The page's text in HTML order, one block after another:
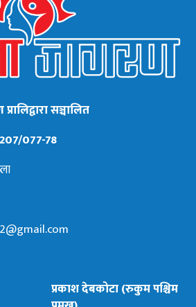
सञ्चालित
077-78
प्रकाश देबकोटा (रुकुम पश्चिम